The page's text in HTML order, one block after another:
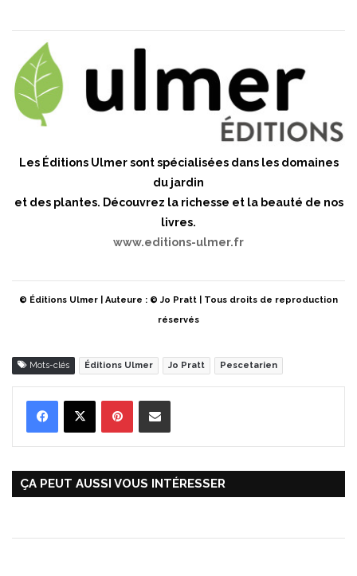
Les Éditions Ulmer sont spécialisées dans les domaines
du jardin
et des plantes. Découvrez la richesse et la beauté de nos
livres.
www.editions-ulmer.fr
© Éditions Ulmer | Auteure : © Jo Pratt | Tous droits de reproduction
réservés
Mots-clés Éditions Ulmer Jo Pratt Pescetarien
ÇA PEUT AUSSI VOUS INTÉRESSER